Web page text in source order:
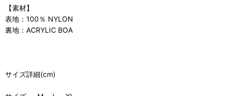
【素材】
表地：100％ NYLON
裏地：ACRYLIC BOA
サイズ詳細(cm)